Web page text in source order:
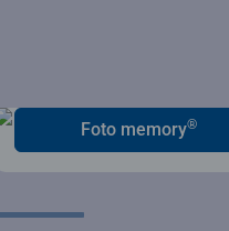
Foto memory®